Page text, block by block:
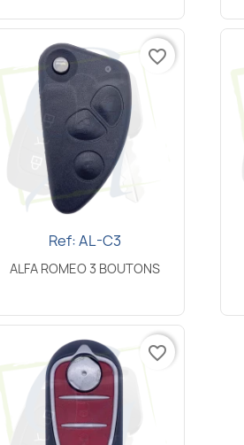
Snel bekijken
Ref: AL-C3
ALFA ROMEO 3 BOUTONS
favorite_border
favorite_border